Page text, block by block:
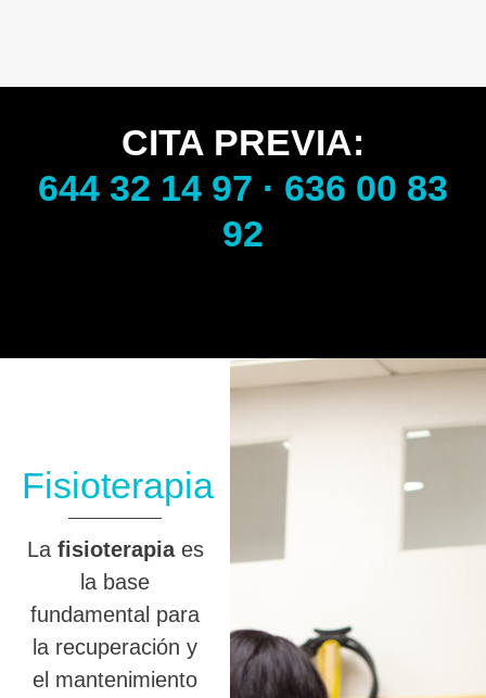
CITA PREVIA:
644 32 14 97 · 636 00 83
92
Fisioterapia
La fisioterapiaes
la base
fundamental para
la recuperación y
el mantenimiento